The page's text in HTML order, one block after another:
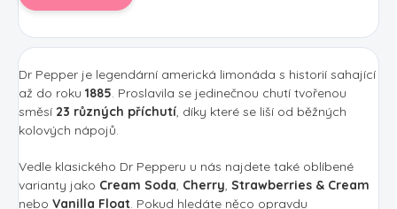
Dr Pepper je legendární americká limonáda s historií sahající
až do roku 1885. Proslavila se jedinečnou chutí tvořenou
směsí 23 různých příchutí, díky které se liší od běžných
kolových nápojů.
Vedle klasického Dr Pepperu u nás najdete také oblíbené
varianty jako Cream Soda, Cherry, Strawberries & Cream
nebo Vanilla Float. Pokud hledáte něco opravdu